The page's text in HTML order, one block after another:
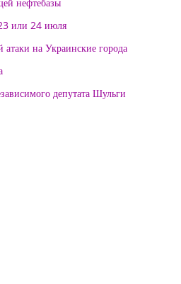
или 24 июля
атаки на Украинские города
депутата Шульги